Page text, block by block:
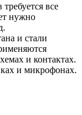
все
нужно
и стали
и контактах.
и микрофонах.